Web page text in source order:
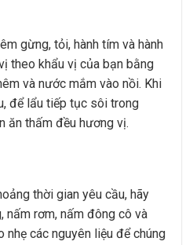
gừng, tỏi, hành tím và hành
theo khẩu vị của bạn bằng
và nước mắm vào nồi. Khi
để lẩu tiếp tục sôi trong
ăn thấm đều hương vị.
thời gian yêu cầu, hãy
nấm rơm, nấm đông cô và
nhẹ các nguyên liệu để chúng